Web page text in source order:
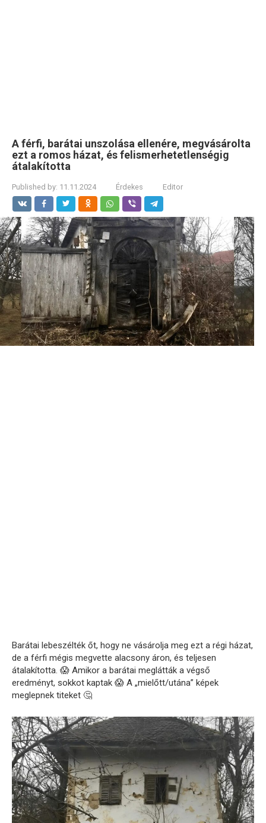
A férfi, barátai unszolása ellenére, megvásárolta
ezt a romos házat, és felismerhetetlenségig
átalakította
Published by: 11.11.2024 Érdekes Editor
Barátai lebeszélték őt, hogy ne vásárolja meg ezt a régi házat,
de a férfi mégis megvette alacsony áron, és teljesen
átalakította. 😱 Amikor a barátai meglátták a végső
eredményt, sokkot kaptak 😱 A „mielőtt/utána” képek
meglepnek titeket 🤔